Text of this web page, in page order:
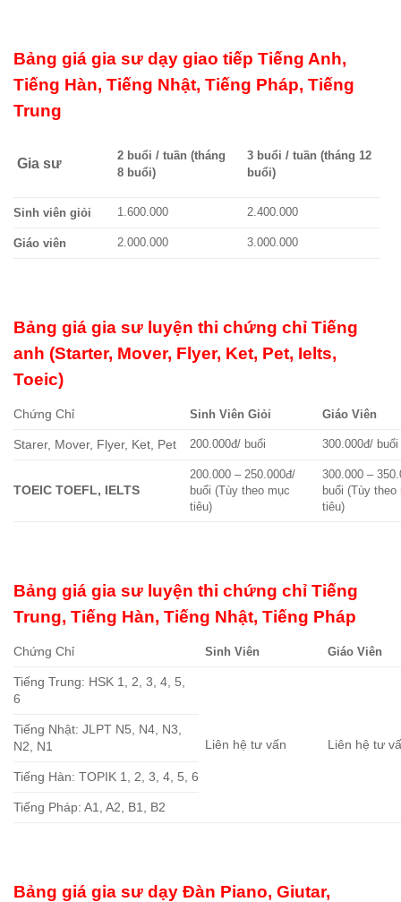
Bảng giá gia sư dạy giao tiếp Tiếng Anh,
Tiếng Hàn, Tiếng Nhật, Tiếng Pháp, Tiếng
Trung
Gia sư
2 buổi / tuần (tháng
8 buổi)
3 buổi / tuần (tháng 12
buổi)
Sinh viên giỏi 1.600.000 2.400.000
Giáo viên 2.000.000 3.000.000
Bảng giá gia sư luyện thi chứng chỉ Tiếng
anh (Starter, Mover, Flyer, Ket, Pet, Ielts,
Toeic)
Chứng Chỉ Sinh Viên Giỏi Giáo Viên
Starer, Mover, Flyer, Ket, Pet 200.000đ/ buổi 300.000đ/ buổi
TOEIC TOEFL, IELTS
200.000 – 250.000đ/
buổi (Tùy theo mục
tiêu)
300.000 –
buổi (Tùy theo
tiêu)
Bảng giá gia sư luyện thi chứng chỉ Tiếng
Trung, Tiếng Hàn, Tiếng Nhật, Tiếng Pháp
Chứng Chỉ Sinh Viên Giáo Viên
Tiếng Trung: HSK 1, 2, 3, 4, 5,
6
Liên hệ tư vấn Liên hệ tư
Tiếng Nhật: JLPT N5, N4, N3,
N2, N1
Tiếng Hàn: TOPIK 1, 2, 3, 4, 5, 6
Tiếng Pháp: A1, A2, B1, B2
Bảng giá gia sư dạy Đàn Piano, Giutar,